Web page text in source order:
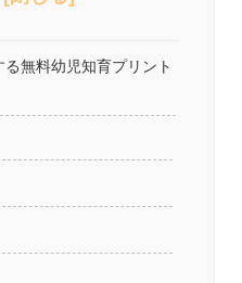
無料幼児知育プリント